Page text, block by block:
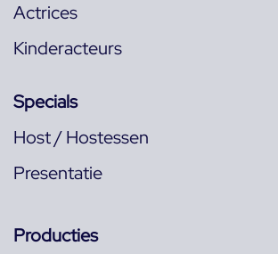
Actrices
Kinderacteurs
Specials
Host / Hostessen
Presentatie
Producties